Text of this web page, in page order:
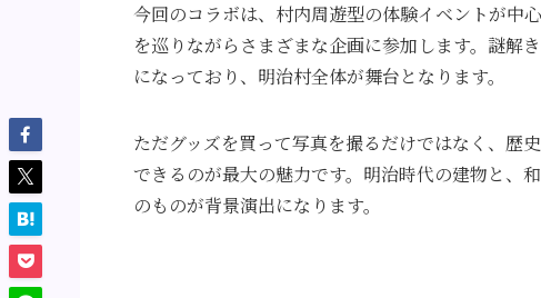
今回のコラボは、村内周遊型の体験イベントが中
を巡りながらさまざまな企画に参加します。謎解
になっており、明治村全体が舞台となります。
ただグッズを買って写真を撮るだけではなく、歴
できるのが最大の魅力です。明治時代の建物と、
のものが背景演出になります。